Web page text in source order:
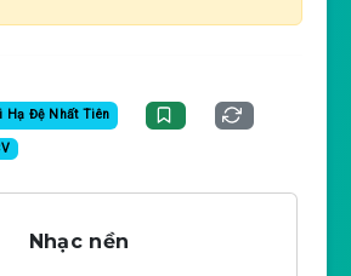
Hạ Đệ Nhất Tiên
Nhạc nền